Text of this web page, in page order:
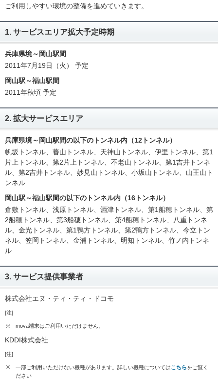
ご利用しやすい環境の整備を進めていきます。
1. サービスエリア拡大予定時期
兵庫県境～岡山駅間
2011年7月19日（火） 予定
岡山駅～福山駅間
2011年秋頃 予定
2. 拡大サービスエリア
兵庫県境～岡山駅間の以下のトンネル内（12トンネル）
帆坂トンネル、蕃山トンネル、天神山トンネル、伊里トンネル、第1
片上トンネル、第2片上トンネル、不老山トンネル、第1吉井トンネ
ル、第2吉井トンネル、妙見山トンネル、小坂山トンネル、山王山ト
ンネル
岡山駅～福山駅間の以下のトンネル内（16トンネル）
倉敷トンネル、浅原トンネル、酒津トンネル、第1船穂トンネル、第
2船穂トンネル、第3船穂トンネル、第4船穂トンネル、八重トンネ
ル、金光トンネル、第1鴨方トンネル、第2鴨方トンネル、今立トン
ネル、笠岡トンネル、金浦トンネル、明知トンネル、竹ノ内トンネ
ル
3. サービス提供事業者
株式会社エヌ・ティ・ティ・ドコモ
[注]
※ mova端末はご利用いただけません。
KDDI株式会社
[注]
※ 一部ご利用いただけない機種があります。詳しい機種についてはこちらをご覧く
ださい